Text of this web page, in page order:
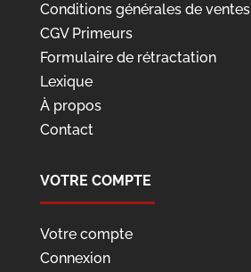
Conditions générales de ventes
CGV Primeurs
Formulaire de rétractation
Lexique
À propos
Contact
VOTRE COMPTE
Votre compte
Connexion